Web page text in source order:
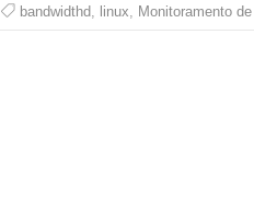
bandwidthd, linux, Monitoramento